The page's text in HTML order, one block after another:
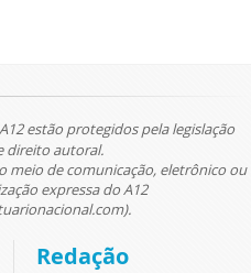
estão protegidos pela legislação
direito autoral.
de comunicação, eletrônico ou
expressa do A12
Redação